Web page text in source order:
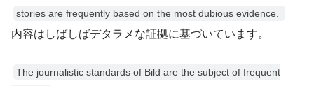
stories are frequently based on the most dubious evidence.
内容はしばしばデタラメな証拠に基づいています。
The journalistic standards of Bild are the subject of frequent